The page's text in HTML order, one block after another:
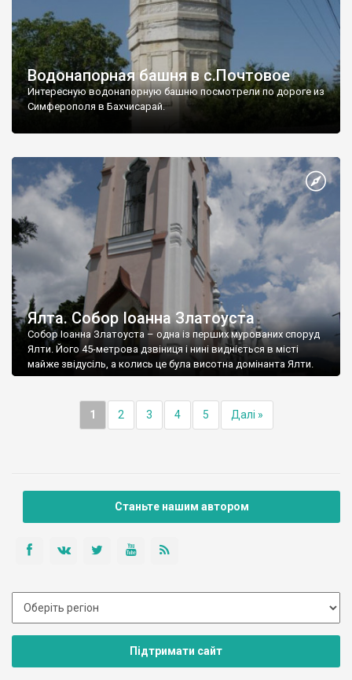
Водонапорная башня в с.Почтовое
Интересную водонапорную башню посмотрели по дороге из
Симферополя в Бахчисарай.
Ялта. Собор Іоанна Златоуста
Собор Іоанна Златоуста – одна із перших мурованих споруд
Ялти. Його 45-метрова дзвіниця і нині видніється в місті
майже звідусіль, а колись це була висотна домінанта Ялти.
1 2 3 4 5 Далі »
Станьте нашим автором
Підтримати сайт